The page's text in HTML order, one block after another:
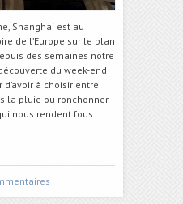
Shanghai est au
de l’Europe sur le plan
des semaines notre
du week-end
à choisir entre
la pluie ou ronchonner
nous rendent fous …